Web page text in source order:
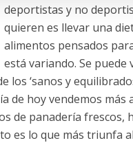
deportistas y no
quieren es llevar una
alimentos pensados
está variando. Se
los ‘sanos y
de hoy vendemos
de panadería frescos,
es lo que más triunfa